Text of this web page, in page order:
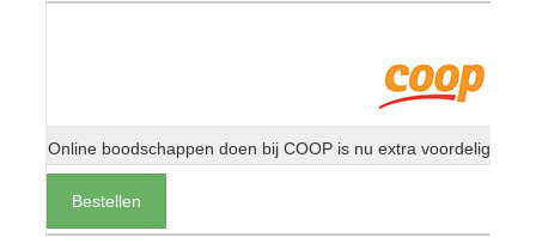
Online boodschappen doen bij COOP is nu extra voordelig
Bestellen